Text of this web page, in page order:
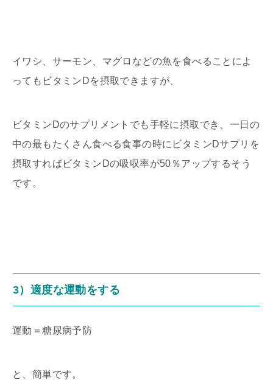
イワシ、サーモン、マグロなどの魚を食べることによ
ってもビタミンDを摂取できますが、
ビタミンDのサプリメントでも手軽に摂取でき、一日の
中の最もたくさん食べる食事の時にビタミンDサプリを
摂取すればビタミンDの吸収率が50％アップするそう
です。
3）適度な運動をする
運動＝糖尿病予防
と、簡単です。